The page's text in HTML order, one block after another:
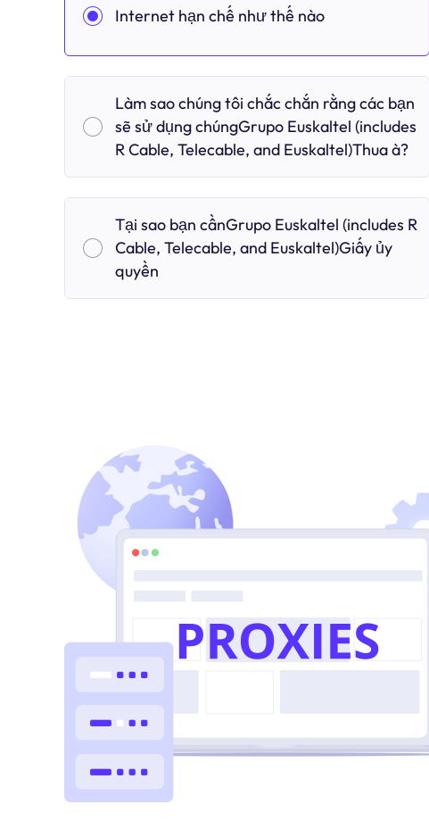
Internet hạn chế như thế nào
Làm sao chúng tôi chắc chắn rằng các bạn
sẽ sử dụng chúngGrupo Euskaltel (includes
R Cable, Telecable, and Euskaltel)Thua à?
Tại sao bạn cầnGrupo Euskaltel (includes R
Cable, Telecable, and Euskaltel)Giấy ủy
quyền